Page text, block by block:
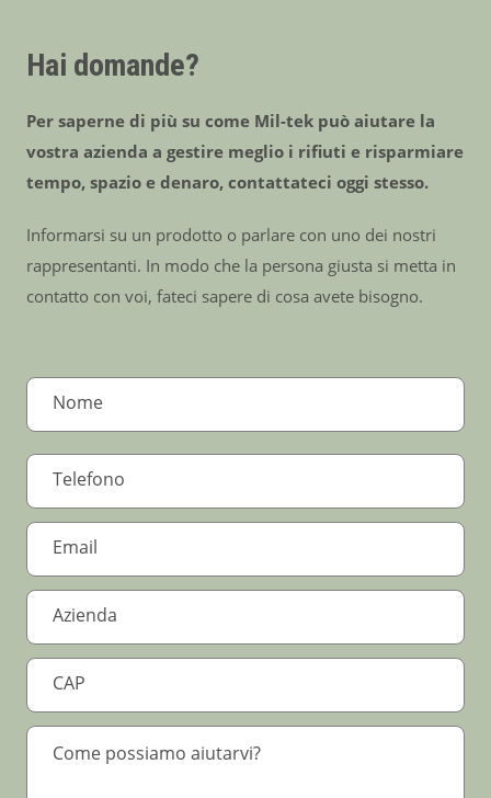
Hai domande?
Per saperne di più su come Mil-tek può aiutare la
vostra azienda a gestire meglio i rifiuti e risparmiare
tempo, spazio e denaro, contattateci oggi stesso.
Informarsi su un prodotto o parlare con uno dei nostri
rappresentanti. In modo che la persona giusta si metta in
contatto con voi, fateci sapere di cosa avete bisogno.